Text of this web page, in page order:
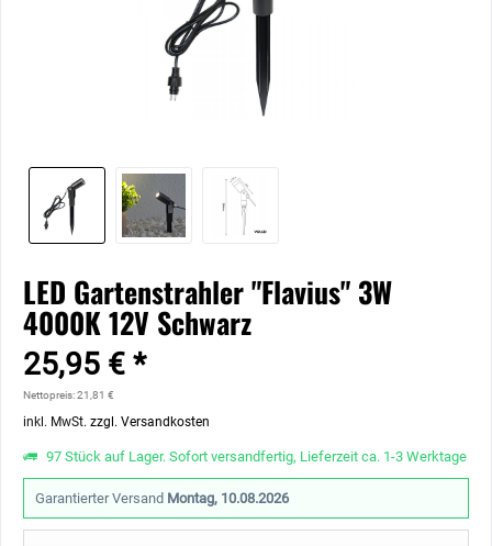
LED Gartenstrahler "Flavius" 3W
4000K 12V Schwarz
25,95 € *
Nettopreis: 21,81 €
inkl. MwSt. zzgl. Versandkosten
97 Stück auf Lager. Sofort versandfertig, Lieferzeit ca. 1-3 Werktage
Garantierter Versand Montag, 10.08.2026